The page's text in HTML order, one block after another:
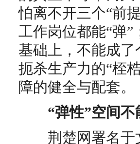
怕离不开三个“前
工作岗位都能“弹”
基础上，不能成了
扼杀生产力的“桎
障的健全与配套。
“弹性”空间不
荆楚网署名于